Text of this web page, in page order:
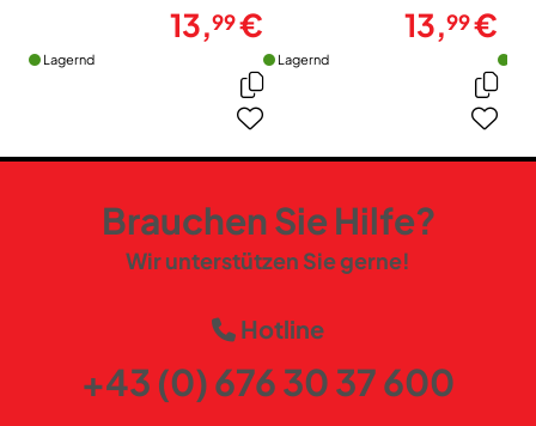
13,99€
Lagernd
13,99€
Lagernd
Brauchen Sie Hilfe?
Wir unterstützen Sie gerne!
Hotline
+43 (0) 676 30 37 600